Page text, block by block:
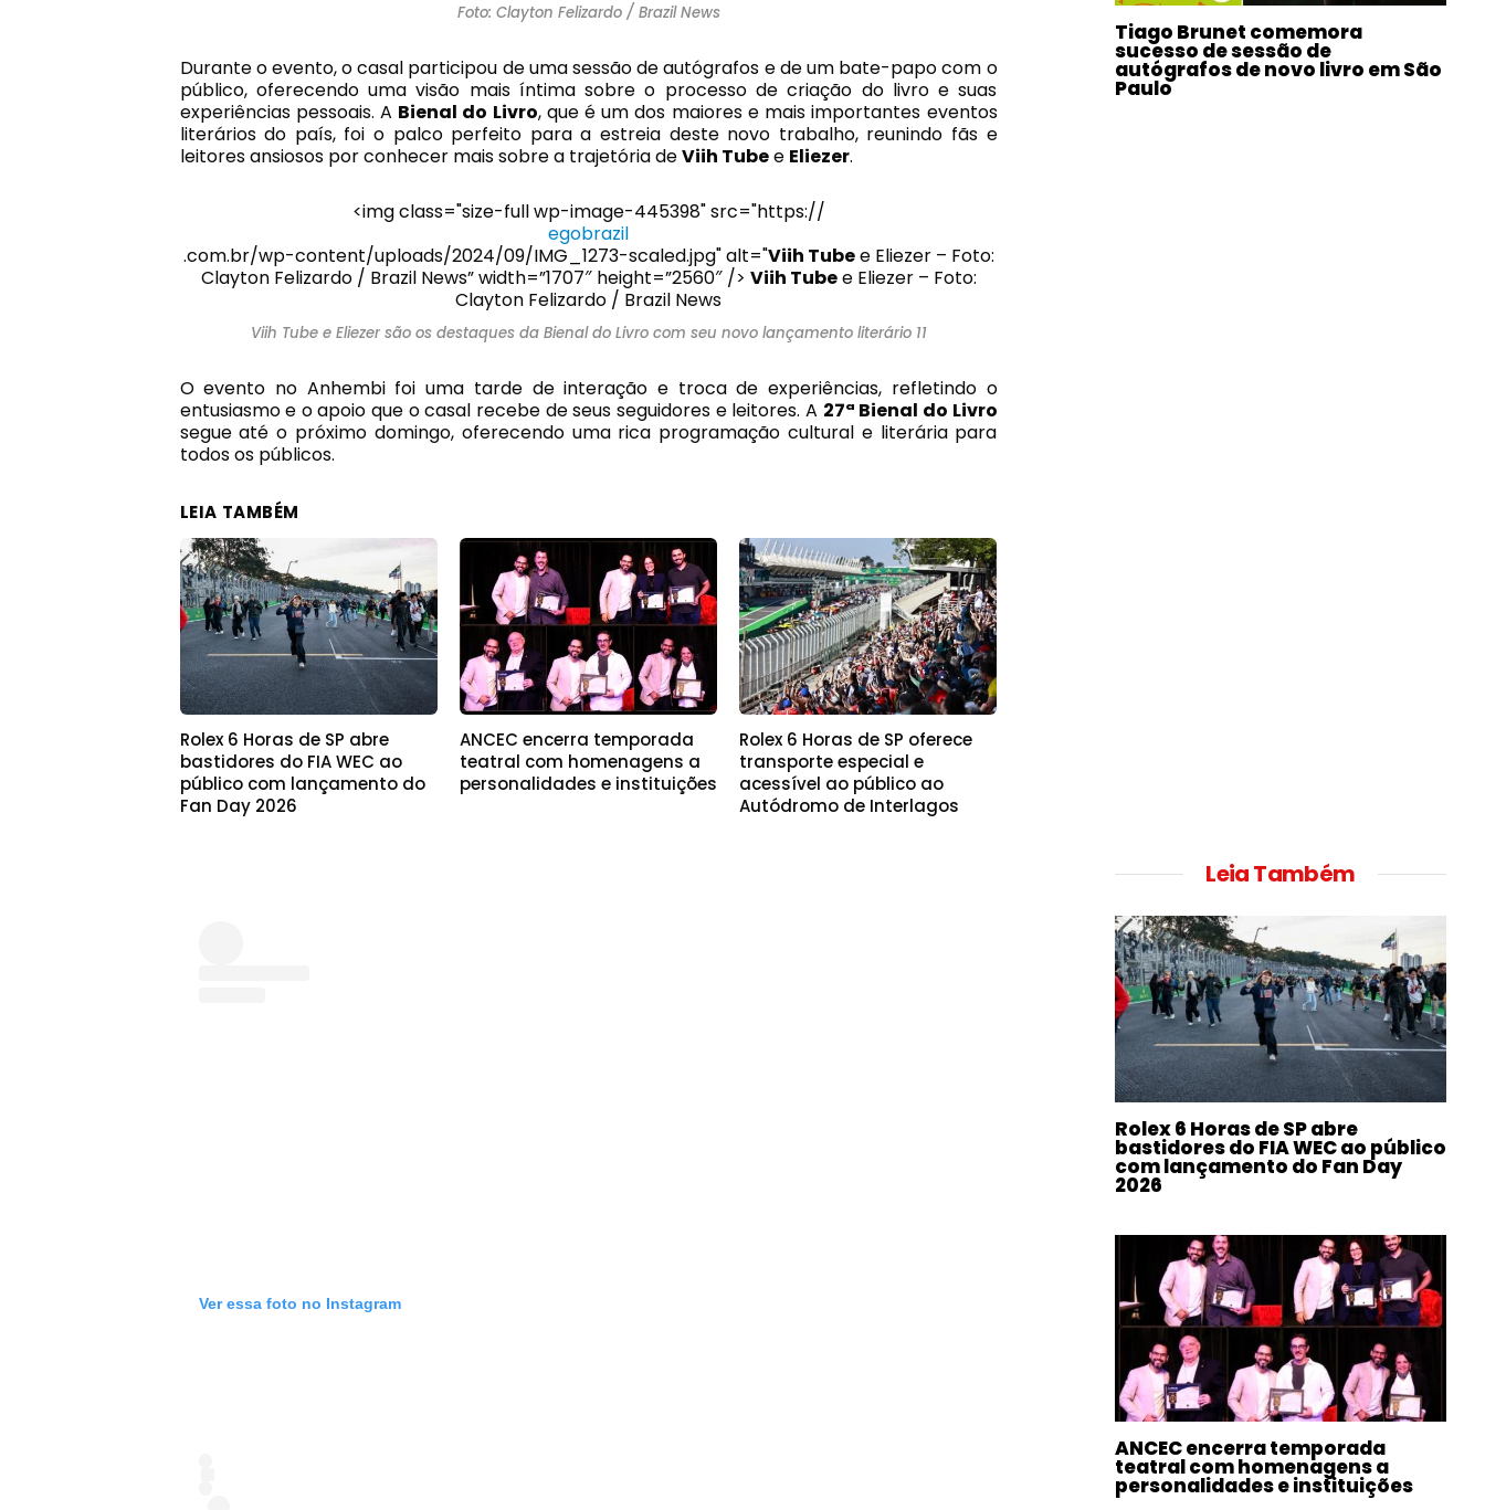
Foto: Clayton Felizardo / Brazil News
Durante o evento, o casal participou de uma sessão de autógrafos e de um bate-papo com o
público, oferecendo uma visão mais íntima sobre o processo de criação do livro e suas
experiências pessoais. A Bienal do Livro, que é um dos maiores e mais importantes eventos
literários do país, foi o palco perfeito para a estreia deste novo trabalho, reunindo fãs e
leitores ansiosos por conhecer mais sobre a trajetória deViih Tubee Eliezer.
<img class="size-full wp-image-445398" src="https://
egobrazil
.com.br/wp-content/uploads/2024/09/IMG_1273-scaled.jpg" alt="Viih Tubee Eliezer – Foto:
Clayton Felizardo / Brazil News” width=”1707″ height=”2560″ /> Viih Tubee Eliezer – Foto:
Clayton Felizardo / Brazil News
Viih Tube e Eliezer são os destaques da Bienal do Livro com seu novo lançamento literário 11
O evento no Anhembi foi uma tarde de interação e troca de experiências, refletindo o
entusiasmo e o apoio que o casal recebe de seus seguidores e leitores. A 27ª Bienal do Livro
segue até o próximo domingo, oferecendo uma rica programação cultural e literária para
todos os públicos.
LEIA TAMBÉM
Rolex 6 Horas de SP abre
bastidores do FIA WEC ao
público com lançamento do
Fan Day 2026
ANCEC encerra temporada
teatral com homenagens a
personalidades e instituições
Rolex 6 Horas de SP oferece
transporte especial e
acessível ao público ao
Autódromo de Interlagos
Ver essa foto no Instagram
Tiago Brunet comemora
sucesso de sessão de
autógrafos de novo livro em São
Paulo
Leia Também
Rolex 6 Horas de SP abre
bastidores do FIA WEC ao público
com lançamento do Fan Day
2026
ANCEC encerra temporada
teatral com homenagens a
personalidades e instituições